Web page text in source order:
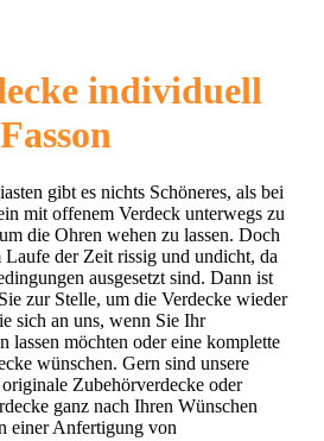
individuell
gibt es nichts Schöneres, als bei
mit offenem Verdeck unterwegs zu
die Ohren wehen zu lassen. Doch
der Zeit rissig und undicht, da
ausgesetzt sind. Dann ist
zur Stelle, um die Verdecke wieder
sich an uns, wenn Sie Ihr
lassen möchten oder eine komplette
wünschen. Gern sind unsere
Zubehörverdecke oder
ganz nach Ihren Wünschen
einer Anfertigung von